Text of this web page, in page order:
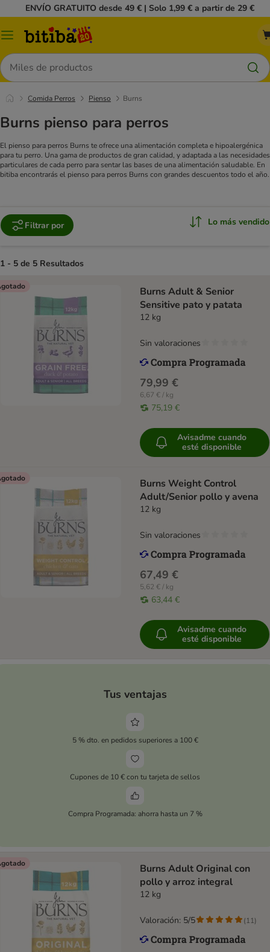
ENVÍO GRATUITO desde 49 € | Solo 1,99 € a partir de 29 €
Menú
Buscar
Comida Perros Pienso Burns
Burns pienso para perros
El pienso para perros Burns te ofrece una alimentación completa e hipoalergénica
para tu perro. Una gama de productos de gran calidad, y adaptada a las necesidades
particulares de cada perro para sentar las bases de una alimentación saludable. En
bitiba encontrarás el pienso para perros Burns con grandes descuentos todo el año.
Filtrar por Lo más vendido
1 - 5 de 5 Resultados
Burns Adult & Senior
Sensitive pato y patata
12 kg
79,99 €
6,67 € / kg
75,19 €
Sin valoraciones
Avisadme cuando
esté disponible
Burns Weight Control
Adult/Senior pollo y avena
12 kg
67,49 €
5,62 € / kg
63,44 €
Sin valoraciones
Avisadme cuando
esté disponible
Tus ventajas
5 % dto. en pedidos superiores a 100 €
Cupones de 10 € con tu tarjeta de sellos
Compra Programada: ahorra hasta un 7 %
Burns Adult Original con
pollo y arroz integral
12 kg
Valoración: 5/5 (11)